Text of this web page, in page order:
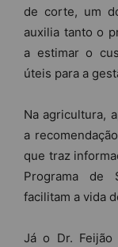
de corte, um
auxilia tanto o
a estimar o
úteis para a
Na agricultura,
a
que traz
Programa de
facilitam a vida
Já o Dr.